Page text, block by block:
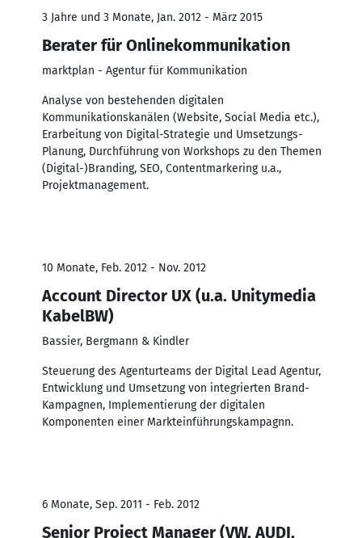
3 Jahre und 3 Monate, Jan. 2012 - März 2015
Berater für Onlinekommunikation
marktplan - Agentur für Kommunikation
Analyse von bestehenden digitalen
Kommunikationskanälen (Website, Social Media etc.),
Erarbeitung von Digital-Strategie und Umsetzungs-
Planung, Durchführung von Workshops zu den Themen
(Digital-)Branding, SEO, Contentmarkering u.a.,
Projektmanagement.
10 Monate, Feb. 2012 - Nov. 2012
Account Director UX (u.a. Unitymedia
KabelBW)
Bassier, Bergmann & Kindler
Steuerung des Agenturteams der Digital Lead Agentur,
Entwicklung und Umsetzung von integrierten Brand-
Kampagnen, Implementierung der digitalen
Komponenten einer Markteinführungskampagnn.
6 Monate, Sep. 2011 - Feb. 2012
Senior Project Manager (VW, AUDI,